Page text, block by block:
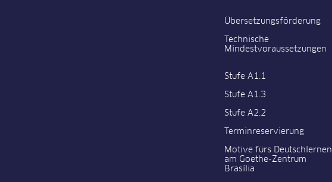
Übersetzungsförderung
Technische
Mindestvoraussetzungen
Stufe A1.1
Stufe A1.3
Stufe A2.2
Terminreservierung
Motive fürs Deutschlernen
am Goethe-Zentrum
Brasília